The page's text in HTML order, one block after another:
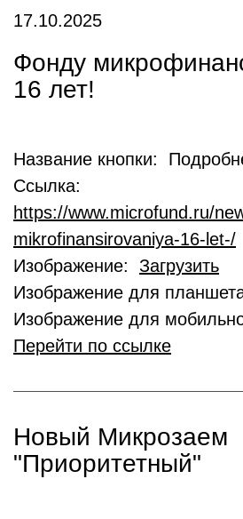
17.10.2025
Фонду
16 лет!
Название кнопки:
Ссылка:
https://www.microfund.ru/
mikrofinansirovaniya-16-let-/
Изображение: Загрузить
Изображение для
Изображение для
Перейти по ссылке
Новый Микрозаем
"Приоритетный"